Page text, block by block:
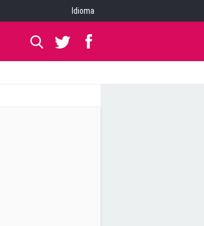
Idioma